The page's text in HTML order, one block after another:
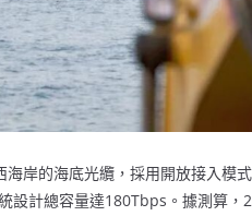
岸的海底光纜，採用開放接入模
設計總容量達180Tbps。據測算